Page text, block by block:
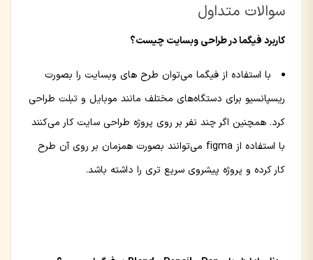
سوالات متداول
کاربرد فیگما در طراحی وبسایت چیست؟
با استفاده از فیگما می‌توان طرح های وبسایت را بصورت
ریسپانسیو برای دستگاه‌های مختلف مانند موبایل و تبلت طراحی
کرد. همچنین اگر چند نفر بر روی پروژه طراحی سایت کار می‌کنند
با استفاده از figma می‌توانند بصورت همزمان بر روی آن طرح
کار کرده و پروژه پیشروی سریع تری را داشته باشد.